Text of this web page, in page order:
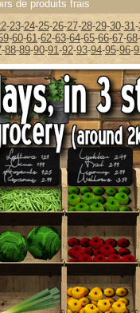
de produits frais
-23-24-25-26-27-28-29-30-31-
-60-61-62-63-64-65-66-67-68-
-88-89-90-91-92-93-94-95-96-